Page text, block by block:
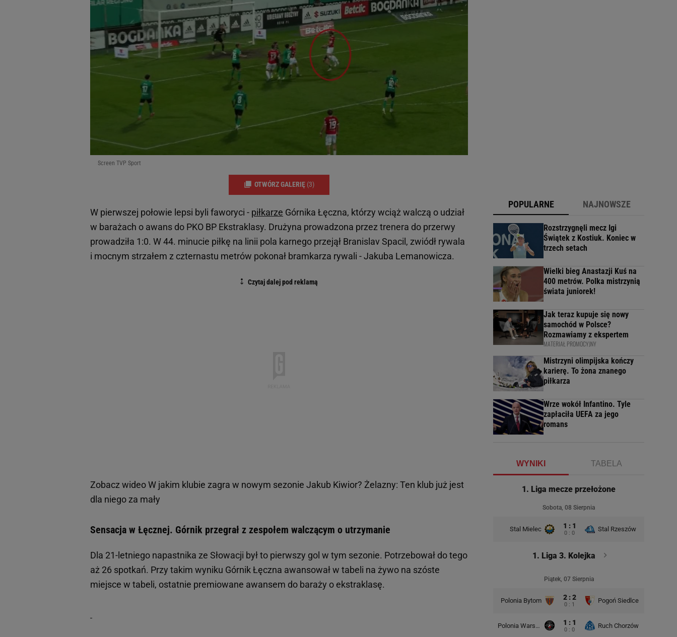
Screen TVP Sport
OTWÓRZ GALERIĘ (3)
W pierwszej połowie lepsi byli faworyci - piłkarze Górnika Łęczna, którzy wciąż walczą o udział
w barażach o awans do PKO BP Ekstraklasy. Drużyna prowadzona przez trenera do przerwy
prowadziła 1:0. W 44. minucie piłkę na linii pola karnego przejął Branislav Spacil, zwiódł rywala
i mocnym strzałem z czternastu metrów pokonał bramkarza rywali - Jakuba Lemanowicza.
Zobacz wideoW jakim klubie zagra w nowym sezonie Jakub Kiwior? Żelazny: Ten klub już jest
dla niego za mały
Sensacja w Łęcznej. Górnik przegrał z zespołem walczącym o utrzymanie
Dla 21-letniego napastnika ze Słowacji był to pierwszy gol w tym sezonie. Potrzebował do tego
aż 26 spotkań. Przy takim wyniku Górnik Łęczna awansował w tabeli na żywo na szóste
miejsce w tabeli, ostatnie premiowane awansem do baraży o ekstraklasę.
POPULARNE NAJNOWSZE
Rozstrzygnęli mecz Igi
Świątek z Kostiuk. Koniec w
trzech setach
Wielki bieg Anastazji Kuś na
400 metrów. Polka mistrzynią
świata juniorek!
Jak teraz kupuje się nowy
samochód w Polsce?
Rozmawiamy z ekspertem
MATERIAŁ PROMOCYJNY
Mistrzyni olimpijska kończy
karierę. To żona znanego
piłkarza
Wrze wokół Infantino. Tyle
zapłaciła UEFA za jego
romans
WYNIKI TABELA
1. Liga mecze przełożone
Sobota, 08 Sierpnia
Stal Mielec 1 : 1
0 : 0
Stal Rzeszów
1. Liga 3. Kolejka
Piątek, 07 Sierpnia
Polonia Bytom 2 : 2
0 : 1
Pogoń Siedlce
Polonia Warszawa 1 : 1
0 : 0
Ruch Chorzów